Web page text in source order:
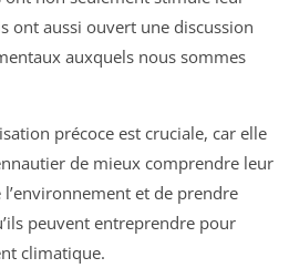
ont aussi ouvert une discussion
auxquels nous sommes
précoce est cruciale, car elle
de mieux comprendre leur
et de prendre
peuvent entreprendre pour
climatique.